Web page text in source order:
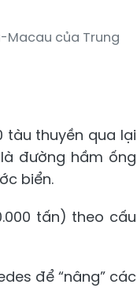
Macau của Trung
tàu thuyền qua lại
đường hầm ống
biển.
tấn) theo cấu
để “nâng” các